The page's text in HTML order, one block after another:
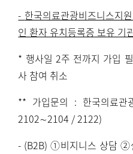
- 한국의료관광비즈니스지
인 환자 유치등록증 보유 기
* 행사일 2주 전까지 가입
사 참여 취소
** 가입문의 : 한국의료관
2102∼2104 / 2122)
- (B2B)①비지니스 상담 ②